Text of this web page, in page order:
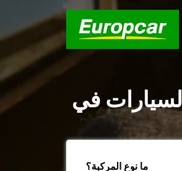
ما نوع المركبة؟